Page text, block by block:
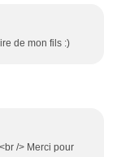
de mon fils :)
/> Merci pour